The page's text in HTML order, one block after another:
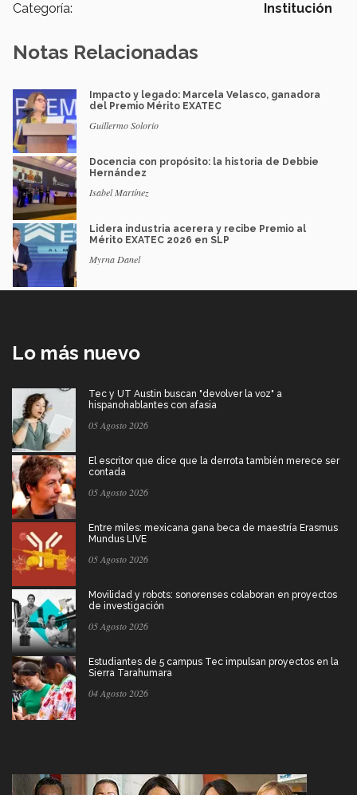
Categoría: Institución
Notas Relacionadas
Impacto y legado: Marcela Velasco, ganadora
del Premio Mérito EXATEC
Guillermo Solorio
Docencia con propósito: la historia de Debbie
Hernández
Isabel Martínez
Lidera industria acerera y recibe Premio al
Mérito EXATEC 2026 en SLP
Myrna Danel
Lo más nuevo
Tec y UT Austin buscan "devolver la voz" a
hispanohablantes con afasia
05 Agosto 2026
El escritor que dice que la derrota también merece ser
contada
05 Agosto 2026
Entre miles: mexicana gana beca de maestría Erasmus
Mundus LIVE
05 Agosto 2026
Movilidad y robots: sonorenses colaboran en proyectos
de investigación
05 Agosto 2026
Estudiantes de 5 campus Tec impulsan proyectos en la
Sierra Tarahumara
04 Agosto 2026